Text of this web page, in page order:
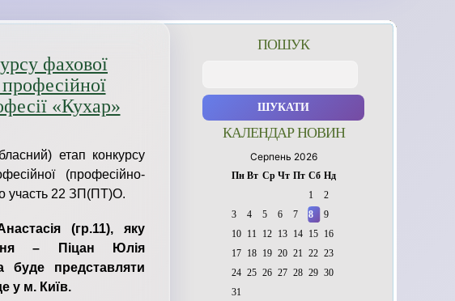
фахової
«Кухар»
етап конкурсу
(професійно-
участь 22 ЗП(ПТ)О.
(гр.11), яку
– Піцан Юлія
буде представляти
у м. Київ.
ПОШУК
КАЛЕНДАР НОВИН
Серпень 2026
Пн Вт Ср Чт Пт Сб Нд
1
2
3
4 5 6 7 8
9
10
11 12 13 14 15
16
17
18 19 20 21 22 23
24 25 26 27 28 29 30
31